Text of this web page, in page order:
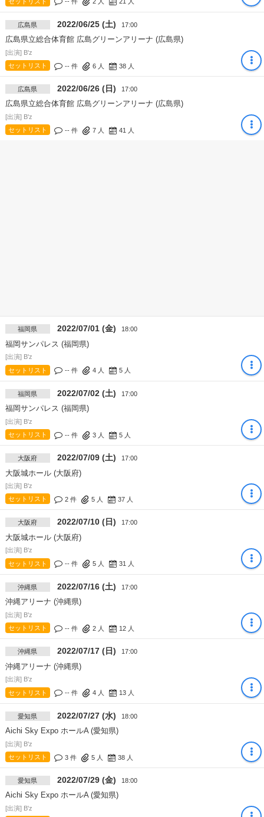
広島県 2022/06/25 (土) 17:00
広島県立総合体育館 広島グリーンアリーナ (広島県)
[出演] B'z
セットリスト
-- 件 6人 38人
広島県 2022/06/26 (日) 17:00
広島県立総合体育館 広島グリーンアリーナ (広島県)
[出演] B'z
セットリスト
-- 件 7人 41 人
福岡県 2022/07/01 (金) 18:00
福岡サンパレス (福岡県)
[出演] B'z
セットリスト
-- 件 4人 5人
福岡県 2022/07/02 (土) 17:00
福岡サンパレス (福岡県)
[出演] B'z
セットリスト
-- 件 3人 5人
大阪府 2022/07/09 (土) 17:00
大阪城ホール (大阪府)
[出演] B'z
セットリスト
2 件 5人 37人
大阪府 2022/07/10 (日) 17:00
大阪城ホール (大阪府)
[出演] B'z
セットリスト
-- 件 5人 31 人
沖縄県 2022/07/16 (土) 17:00
沖縄アリーナ (沖縄県)
[出演] B'z
セットリスト
-- 件 2人 12人
沖縄県 2022/07/17 (日) 17:00
沖縄アリーナ (沖縄県)
[出演] B'z
セットリスト
-- 件 4人 13人
愛知県 2022/07/27 (水) 18:00
Aichi Sky Expo ホールA (愛知県)
[出演] B'z
セットリスト
3 件 5人 38人
愛知県 2022/07/29 (金) 18:00
Aichi Sky Expo ホールA (愛知県)
[出演] B'z